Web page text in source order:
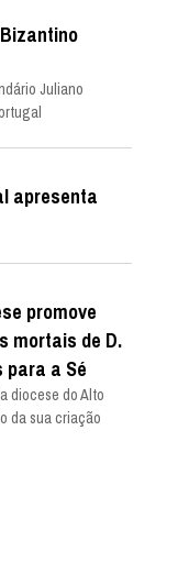
Juliano
apresenta
promove
mortais de D.
para a Sé
diocese do Alto
da sua criação